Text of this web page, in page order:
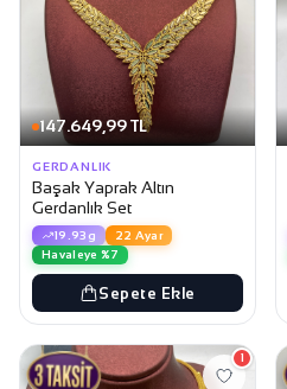
147.649,99 TL
GERDANLIK
Başak Yaprak Altın
Gerdanlık Set
19.93g
22 Ayar
Havaleye %7
Sepete Ekle
1